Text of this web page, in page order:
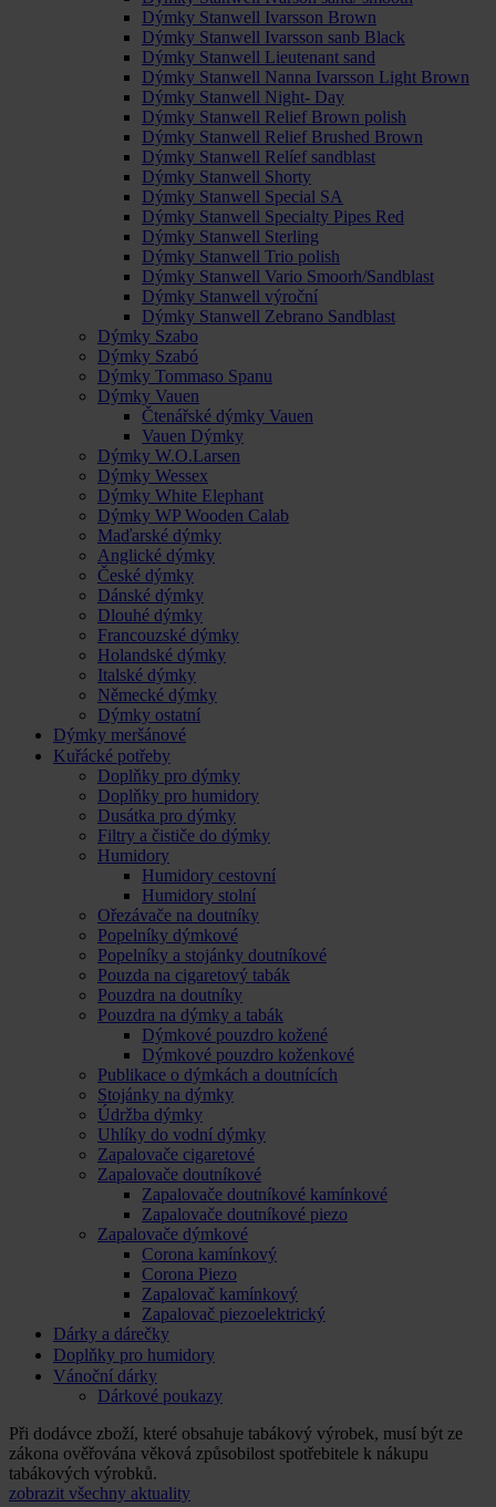
Dýmky Stanwell Ivarsson Brown
Dýmky Stanwell Ivarsson sanb Black
Dýmky Stanwell Lieutenant sand
Dýmky Stanwell Nanna Ivarsson Light Brown
Dýmky Stanwell Night- Day
Dýmky Stanwell Relief Brown polish
Dýmky Stanwell Relief Brushed Brown
Dýmky Stanwell Relíef sandblast
Dýmky Stanwell Shorty
Dýmky Stanwell Special SA
Dýmky Stanwell Specialty Pipes Red
Dýmky Stanwell Sterling
Dýmky Stanwell Trio polish
Dýmky Stanwell Vario Smoorh/Sandblast
Dýmky Stanwell výroční
Dýmky Stanwell Zebrano Sandblast
Dýmky Szabo
Dýmky Szabó
Dýmky Tommaso Spanu
Dýmky Vauen
Čtenářské dýmky Vauen
Vauen Dýmky
Dýmky W.O.Larsen
Dýmky Wessex
Dýmky White Elephant
Dýmky WP Wooden Calab
Maďarské dýmky
Anglické dýmky
České dýmky
Dánské dýmky
Dlouhé dýmky
Francouzské dýmky
Holandské dýmky
Italské dýmky
Německé dýmky
Dýmky ostatní
Dýmky meršánové
Kuřácké potřeby
Doplňky pro dýmky
Doplňky pro humidory
Dusátka pro dýmky
Filtry a čističe do dýmky
Humidory
Humidory cestovní
Humidory stolní
Ořezávače na doutníky
Popelníky dýmkové
Popelníky a stojánky doutníkové
Pouzda na cigaretový tabák
Pouzdra na doutníky
Pouzdra na dýmky a tabák
Dýmkové pouzdro kožené
Dýmkové pouzdro koženkové
Publikace o dýmkách a doutnících
Stojánky na dýmky
Údržba dýmky
Uhlíky do vodní dýmky
Zapalovače cigaretové
Zapalovače doutníkové
Zapalovače doutníkové kamínkové
Zapalovače doutníkové piezo
Zapalovače dýmkové
Corona kamínkový
Corona Piezo
Zapalovač kamínkový
Zapalovač piezoelektrický
Dárky a dárečky
Doplňky pro humidory
Vánoční dárky
Dárkové poukazy
Při dodávce zboží, které obsahuje tabákový výrobek, musí být ze
zákona ověřována věková způsobilost spotřebitele k nákupu
tabákových výrobků.
zobrazit všechny aktuality